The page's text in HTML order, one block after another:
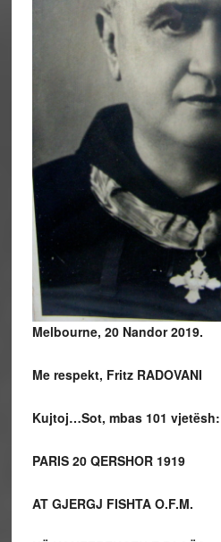
Melbourne, 20
Me respekt, Fritz RADOVANI
Kujtoj…Sot, mbas 101 vjetësh:
PARIS 20 QERSHOR 1919
AT GJERGJ FISHTA O.F.M.